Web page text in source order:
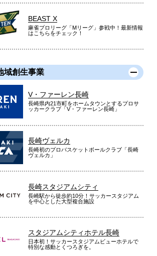
BEAST X
麻雀プロリーグ「Mリーグ」参戦中！最新情報
はこちらをチェック！
域創生事業
V・ファーレン長崎
長崎県内21市町をホームタウンとするプロサ
ッカークラブ「V・ファーレン長崎」
長崎ヴェルカ
長崎初のプロバスケットボールクラブ「長崎
ヴェルカ」
長崎スタジアムシティ
長崎駅から徒歩約10分！サッカースタジアム
を中心とした大型複合施設
スタジアムシティホテル長崎
日本初！サッカースタジアムビューホテルで
特別な感動とくつろぎを。